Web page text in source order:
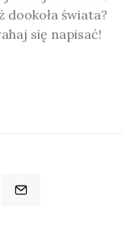
świata?
się napisać!